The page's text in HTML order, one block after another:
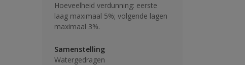
Hoeveelheid verdunning: eerste
laag maximaal 5%; volgende lagen
maximaal 3%.
Samenstelling
Watergedragen